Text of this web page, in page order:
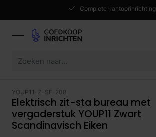
Complete kantoorinrichting
YOUP11-Z-SE-208
Elektrisch zit-sta bureau met
vergaderstuk YOUP11 Zwart
Scandinavisch Eiken